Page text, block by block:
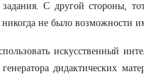
задания. С другой стороны,
не было возможности
искусственный
дидактических